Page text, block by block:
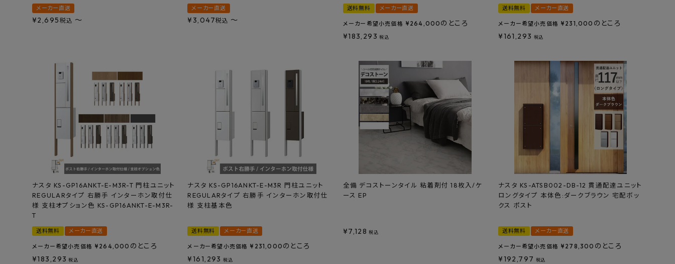
メーカー直送
¥2,695 税込 〜
メーカー直送
¥3,047税込 〜
送料無料 メーカー直送
メーカー希望小売価格 ¥ 264,000 のところ
¥183,293 税込
送料無料 メーカー直送
メーカー希望小売価格 ¥ 231,000 のところ
¥161,293 税込
ナスタ KS-GP16ANKT-E-M3R-T 門柱ユニット
REGULARタイプ 右勝手 インターホン取付仕
様 支柱オプション色 KS-GP16ANKT-E-M3R-
T
送料無料 メーカー直送
メーカー希望小売価格 ¥ 264,000 のところ
¥183,293 税込
ナスタ KS-GP16ANKT-E-M3R 門柱ユニット
REGULARタイプ 右勝手 インターホン取付仕
様 支柱基本色
送料無料 メーカー直送
メーカー希望小売価格 ¥ 231,000 のところ
¥161,293 税込
全備 デコストーンタイル 粘着剤付 18枚入/ケ
ース EP
¥7,128 税込
ナスタ KS-ATSB002-DB-12 貫通配達ユニット
ロングタイプ 本体色:ダークブラウン 宅配ボッ
クス ポスト
送料無料 メーカー直送
メーカー希望小売価格 ¥ 278,300 のところ
¥192,797 税込